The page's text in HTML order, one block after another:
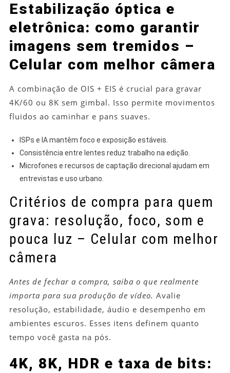
Estabilização óptica e
eletrônica: como garantir
imagens sem tremidos –
Celular com melhor câmera
A combinação de OIS + EIS é crucial para gravar
4K/60 ou 8K sem gimbal. Isso permite movimentos
fluidos ao caminhar e pans suaves.
ISPs e IA mantêm foco e exposição estáveis.
Consistência entre lentes reduz trabalho na edição.
Microfones e recursos de captação direcional ajudam em
entrevistas e uso urbano.
Critérios de compra para quem
grava: resolução, foco, som e
pouca luz – Celular com melhor
câmera
Antes de fechar a compra, saiba o que realmente
importa para sua produção de vídeo. Avalie
resolução, estabilidade, áudio e desempenho em
ambientes escuros. Esses itens definem quanto
tempo você gasta na pós.
4K, 8K, HDR e taxa de bits: